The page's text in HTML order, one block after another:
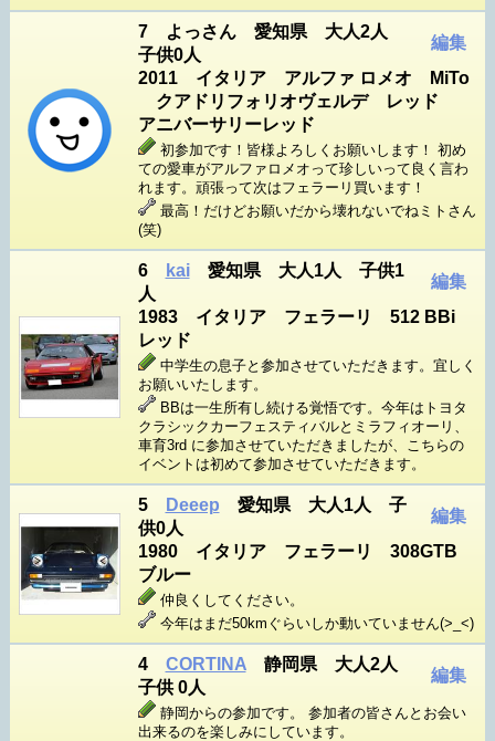
7 よっさん 愛知県 大人2人
子供0人
編集
2011 イタリア アルファ ロメオ MiTo
クアドリフォリオヴェルデ レッド
アニバーサリーレッド
初参加です！皆様よろしくお願いします！ 初め
ての愛車がアルファロメオって珍しいって良く言わ
れます。頑張って次はフェラーリ買います！
最高！だけどお願いだから壊れないでねミトさん
(笑)
6 kai愛知県 大人1人 子供1
人
編集
1983 イタリア フェラーリ 512 BBi
レッド
中学生の息子と参加させていただきます。宜しく
お願いいたします。
BBは一生所有し続ける覚悟です。今年はトヨタ
クラシックカーフェスティバルとミラフィオーリ、
車育3rd に参加させていただきましたが、こちらの
イベントは初めて参加させていただきます。
5 Deeep 愛知県 大人1人 子
供0人
編集
1980 イタリア フェラーリ 308GTB
ブルー
仲良くしてください。
今年はまだ50kmぐらいしか動いていません(>_<)
4 CORTINA静岡県 大人2人
子供 0人
編集
静岡からの参加です。 参加者の皆さんとお会い
出来るのを楽しみにしています。